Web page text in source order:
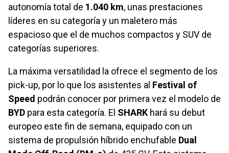
autonomía total de 1.040 km, unas prestaciones
líderes en su categoría y un maletero más
espacioso que el de muchos compactos y SUV de
categorías superiores.
La máxima versatilidad la ofrece el segmento de los
pick-up, por lo que los asistentes al Festival of
Speed podrán conocer por primera vez el modelo de
BYD para esta categoría. El SHARK hará su debut
europeo este fin de semana, equipado con un
sistema de propulsión híbrido enchufable Dual